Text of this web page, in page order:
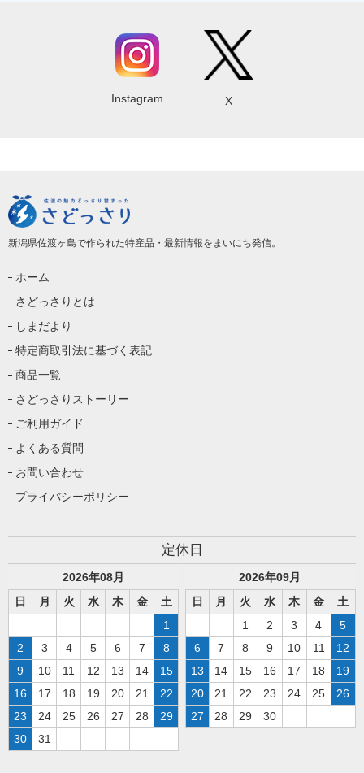
Instagram X
新潟県佐渡ヶ島で作られた特産品・最新情報をまいにち発信。
ホーム
さどっさりとは
しまだより
特定商取引法に基づく表記
商品一覧
さどっさりストーリー
ご利用ガイド
よくある質問
お問い合わせ
プライバシーポリシー
定休日
2026年08月
日
月 火 水 木 金
土
1
2
3 4 5 6 7
8
9
10 11 12 13 14
15
16
17 18 19 20 21
22
23
24 25 26 27 28
29
30
31
2026年09月
日
月 火 水 木 金
土
1
2 3 4
5
6
7 8 9 10 11
12
13
14 15 16 17 18
19
20
21 22 23 24 25
26
27
28 29 30